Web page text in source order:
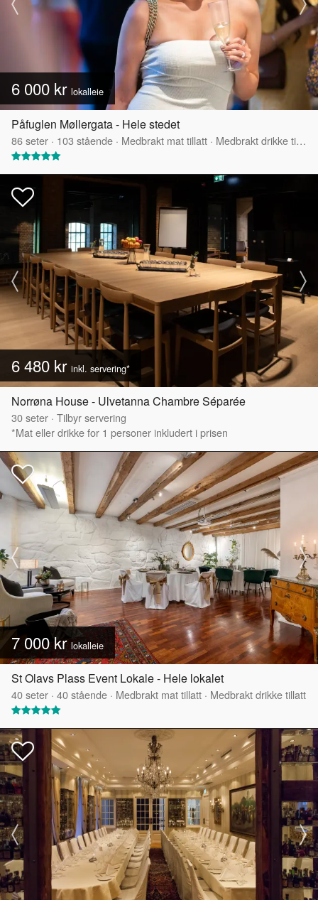
6 000 kr lokalleie
Påfuglen Møllergata - Hele stedet
86seter · 103 stående · Medbrakt mat tillatt · Medbrakt drikke tillatt
6 480 kr inkl. servering*
Norrøna House - Ulvetanna Chambre Séparée
30seter · Tilbyr servering
*Mat eller drikke for 1 personer inkludert i prisen
7 000 krlokalleie
St Olavs Plass Event Lokale - Hele lokalet
40seter · 40stående · Medbrakt mat tillatt · Medbrakt drikke tillatt